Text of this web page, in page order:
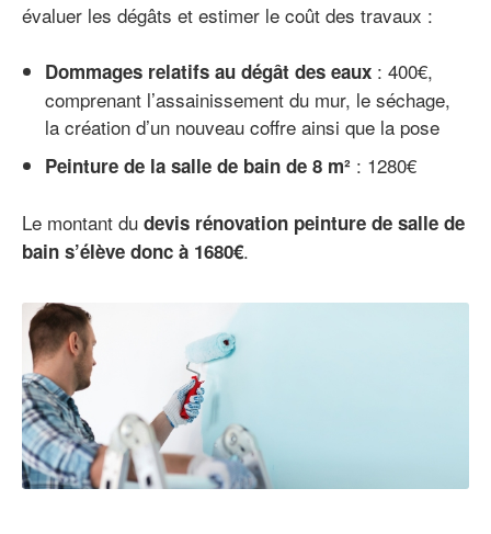
évaluer les dégâts et estimer le coût des travaux :
Dommages relatifs au dégât des eaux : 400€,
comprenant l’assainissement du mur, le séchage,
la création d’un nouveau coffre ainsi que la pose
Peinture de la salle de bain de 8 m² : 1280€
Le montant du devis rénovation peinture de salle de
bain s’élève donc à 1680€.